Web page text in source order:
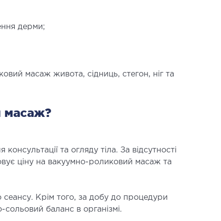
(травматологічний пункт)
дерми;
масаж живота, сідниць, стегон, ніг та
масаж?
та огляду тіла. За відсутності
ціну на вакуумно-роликовий масаж та
сеансу. Крім того, за добу до процедури
баланс в організмі.